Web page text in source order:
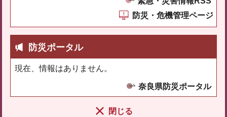
防災・危機管理ページ
防災ポータル
現在、情報はありません。
奈良県防災ポータル
閉じる